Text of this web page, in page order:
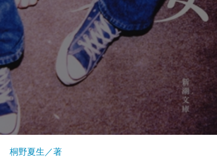
桐野夏生／著